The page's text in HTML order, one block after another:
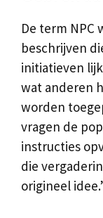
De term NPC
beschrijven
initiatieven
wat anderen
worden
vragen de
instructies
die
origineel